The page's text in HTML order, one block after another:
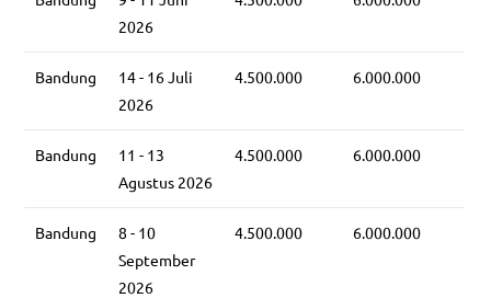
2026
Bandung
14 - 16 Juli
2026
4.500.000 6.000.000
Bandung
11 - 13
Agustus 2026
4.500.000 6.000.000
Bandung
8 - 10
September
2026
4.500.000 6.000.000